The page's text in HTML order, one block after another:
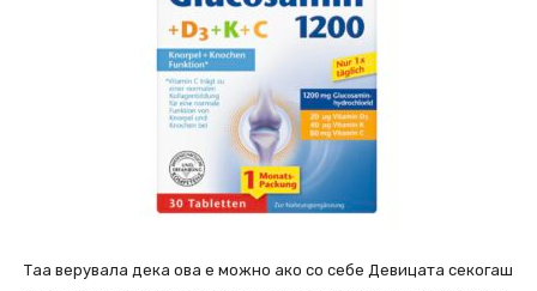
Таа верувала дека ова е можно ако со себе Девицата секогаш